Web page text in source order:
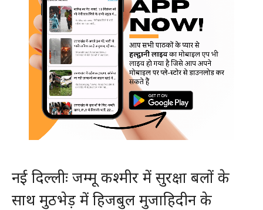
नई दिल्लीः जम्मू कश्मीर में सुरक्षा बलों के
साथ मुठभेड़ में हिजबुल मुजाहिदीन के